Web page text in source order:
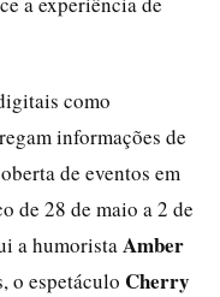
como
informações de
de eventos em
de 28 de maio a 2 de
a humorista Amber
o espetáculo Cherry